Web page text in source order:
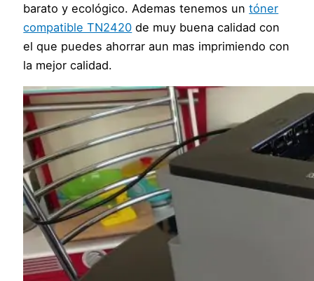
barato y ecológico. Ademas tenemos untóner
compatible TN2420 de muy buena calidad con
el que puedes ahorrar aun mas imprimiendo con
la mejor calidad.